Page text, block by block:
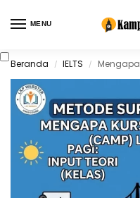
MENU
Beranda / IELTS / Mengapa